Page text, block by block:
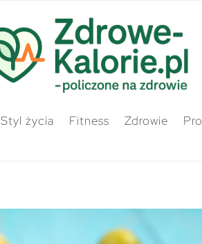
Styl życia Fitness Zdrowie